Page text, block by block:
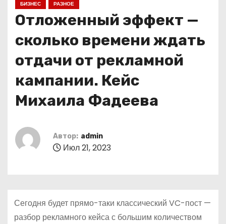
БИЗНЕС РАЗНОЕ
Отложенный эффект —
сколько времени ждать
отдачи от рекламной
кампании. Кейс
Михаила Фадеева
Автор: admin
Июл 21, 2023
Сегодня будет прямо-таки классический VC-пост —
разбор рекламного кейса с большим количеством